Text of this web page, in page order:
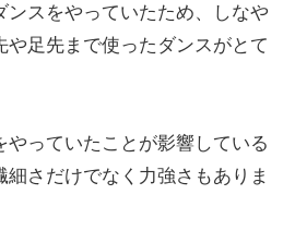
ンスをやっていたため、しなや
や足先まで使ったダンスがとて
やっていたことが影響している
さだけでなく力強さもありま